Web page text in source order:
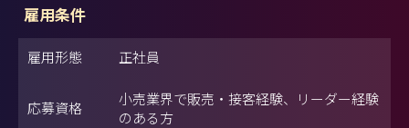
雇用条件
雇用形態 正社員
応募資格
小売業界で販売・接客経験、リーダー経験
のある方